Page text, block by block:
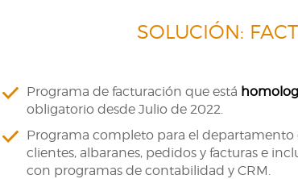
SOLUCIÓN:
Programa de facturación que está
obligatorio desde Julio de 2022.
Programa completo para el departamento
clientes, albaranes, pedidos y facturas e
con programas de contabilidad y CRM.